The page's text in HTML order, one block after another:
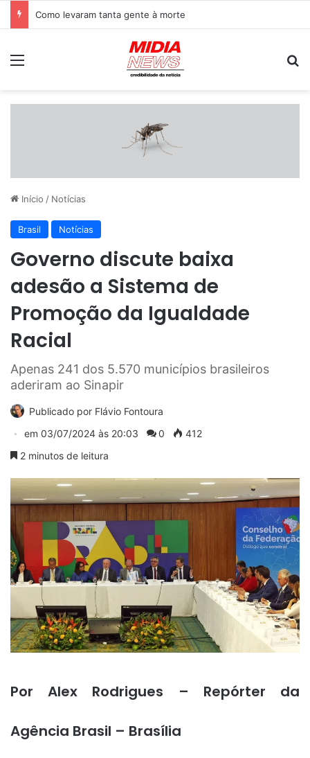
Como levaram tanta gente à morte
Início / Notícias
Brasil Notícias
Governo discute baixa
adesão a Sistema de
Promoção da Igualdade
Racial
Apenas 241 dos 5.570 municípios brasileiros
aderiram ao Sinapir
Publicado por Flávio Fontoura
em 03/07/2024 às 20:03 0
412
2 minutos de leitura
Por Alex Rodrigues – Repórter da
Agência Brasil – Brasília